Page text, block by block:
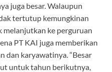
juga besar. Walaupun
tertutup kemungkinan
melanjutkan ke perguruan
PT KAI juga memberikan
dan karyawatinya. “Besar
untuk tahun berikutnya,